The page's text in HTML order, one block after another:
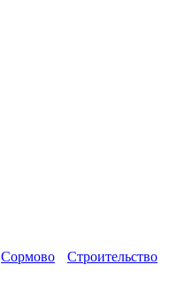
Сормово Строительство